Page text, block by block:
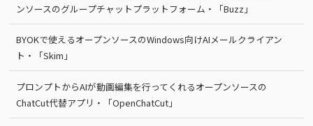
ンソースのグループチャットプラットフォーム・「Buzz」
BYOKで使えるオープンソースのWindows向けAIメールクライアン
ト・「Skim」
プロンプトからAIが動画編集を行ってくれるオープンソースの
ChatCut代替アプリ・「OpenChatCut」